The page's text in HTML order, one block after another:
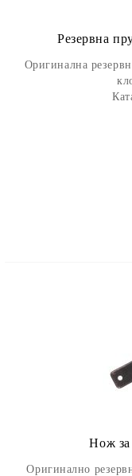
Резервна
Оригинална
Нож за
Оригинално